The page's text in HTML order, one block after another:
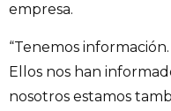
empresa.
“Tenemos información.
Ellos nos han
nosotros estamos